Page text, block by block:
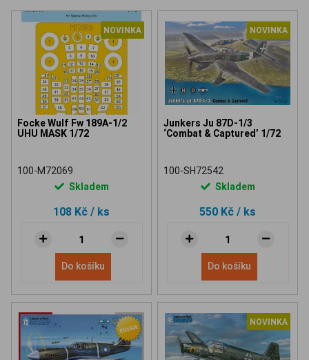
NOVINKA
Focke Wulf Fw 189A-1/2
UHU MASK 1/72
100-M72069
Skladem
108 Kč / ks
Do košíku
NOVINKA
Junkers Ju 87D-1/3
‘Combat & Captured’ 1/72
100-SH72542
Skladem
550 Kč / ks
Do košíku
NOVINKA